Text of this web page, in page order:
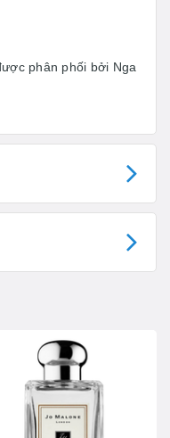
phân phối bởi Nga